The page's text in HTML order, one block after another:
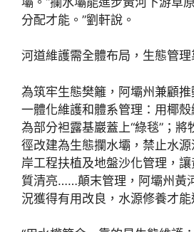
分配才能。”劉軒說。
河道維護需全體布局，生態管理
為筑牢生態樊籬，阿壩州兼顧
一體化維護和體系管理：用椰殼
為部分袒露基巖蓋上“綠毯”；
徑改建為生態攔水壩，禁止水
岸工程扶植及地盤沙化管理，
質清亮……顛末管理，阿壩州黃
況獲得有用改良，水源修養才能